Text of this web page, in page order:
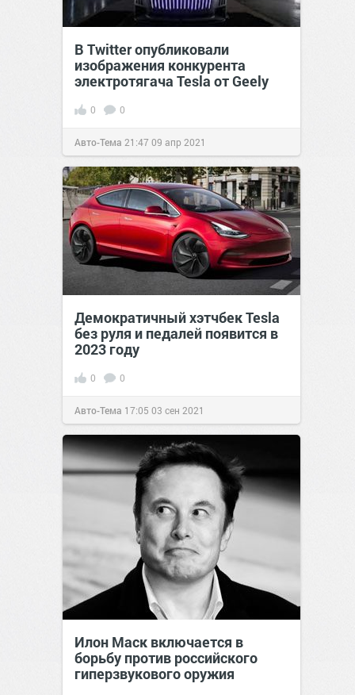
В Twitter опубликовали
изображения конкурента
электротягача Tesla от Geely
0 0
Авто-Тема 21:47 09 апр 2021
Демократичный хэтчбек Tesla
без руля и педалей появится в
2023 году
0 0
Авто-Тема 17:05 03 сен 2021
Илон Маск включается в
борьбу против российского
гиперзвукового оружия